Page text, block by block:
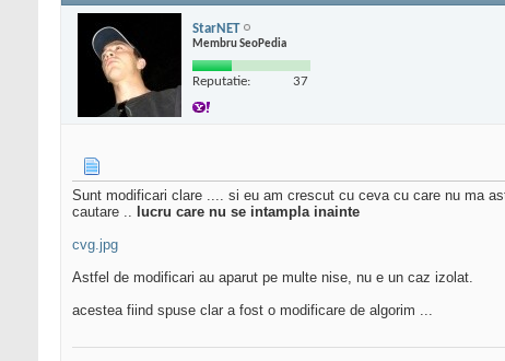
StarNET
Membru SeoPedia
Reputatie: 37
Sunt modificari clare .... si eu am crescut cu ceva cu care nu ma
cautare .. lucru care nu se intampla inainte
cvg.jpg
Astfel de modificari au aparut pe multe nise, nu e un caz izolat.
acestea fiind spuse clar a fost o modificare de algorim ...